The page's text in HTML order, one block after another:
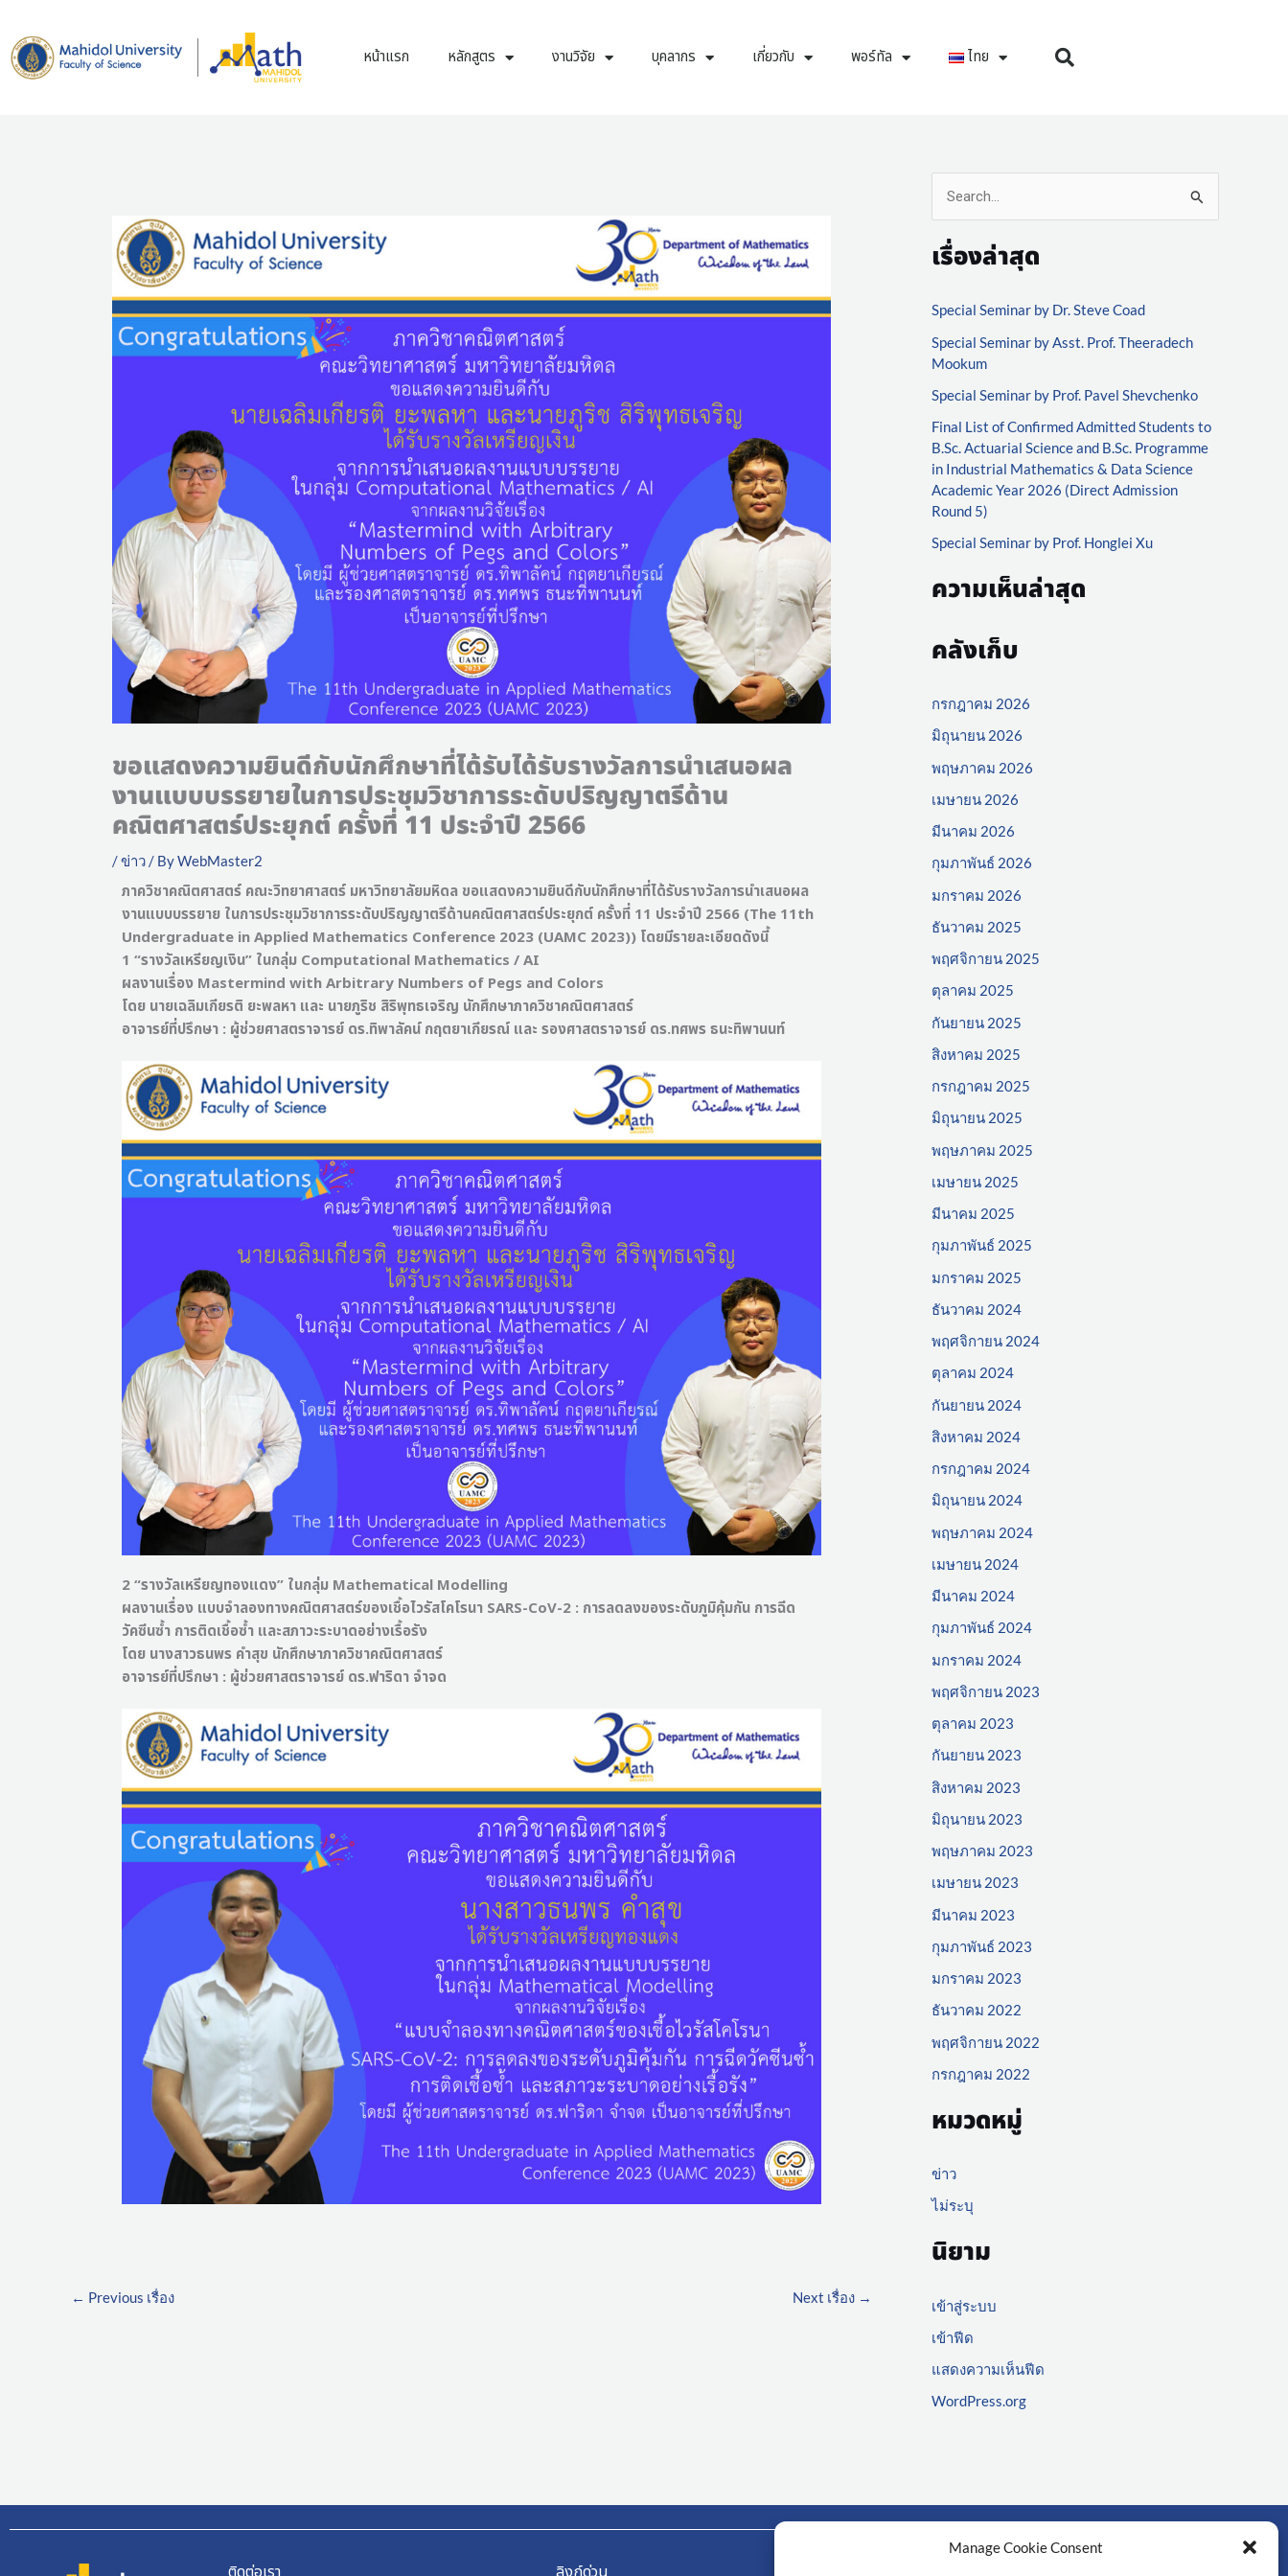
Manage Cookie Consent
content
หน้าแรก หลักสูตร งานวิจัย บุคลากร เกี่ยวกับ พอร์ทัล ไทย
ขอแสดงความยินดีกับนักศึกษาที่ได้รับได้รับรางวัลการนำเสนอผล
งานแบบบรรยายในการประชุมวิชาการระดับปริญญาตรีด้าน
คณิตศาสตร์ประยุกต์ ครั้งที่ 11 ประจำปี 2566
/ข่าว/ ByWebMaster2
ภาควิชาคณิตศาสตร์ คณะวิทยาศาสตร์ มหาวิทยาลัยมหิดล ขอแสดงความยินดีกับนักศึกษาที่ได้รับรางวัลการนำเสนอผล
งานแบบบรรยาย ในการประชุมวิชาการระดับปริญญาตรีด้านคณิตศาสตร์ประยุกต์ ครั้งที่ 11 ประจำปี 2566 (The 11th
Undergraduate in Applied Mathematics Conference 2023 (UAMC 2023)) โดยมีรายละเอียดดังนี้
1 “รางวัลเหรียญเงิน” ในกลุ่ม Computational Mathematics / AI
ผลงานเรื่อง Mastermind with Arbitrary Numbers of Pegs and Colors
โดย นายเฉลิมเกียรติ ยะพลหา และ นายภูริช สิริพุทธเจริญ นักศึกษาภาควิชาคณิตศาสตร์
อาจารย์ที่ปรึกษา : ผู้ช่วยศาสตราจารย์ ดร.ทิพาลัคน์ กฤตยาเกียรณ์ และ รองศาสตราจารย์ ดร.ทศพร ธนะทิพานนท์
2 “รางวัลเหรียญทองแดง” ในกลุ่ม Mathematical Modelling
ผลงานเรื่อง แบบจำลองทางคณิตศาสตร์ของเชื้อไวรัสโคโรนา SARS-CoV-2 : การลดลงของระดับภูมิคุ้มกัน การฉีด
วัคซีนซ้ำ การติดเชื้อซ้ำ และสภาวะระบาดอย่างเรื้อรัง
โดย นางสาวธนพร คำสุข นักศึกษาภาควิชาคณิตศาสตร์
อาจารย์ที่ปรึกษา : ผู้ช่วยศาสตราจารย์ ดร.ฟาริดา จำจด
← Previous เรื่อง Next เรื่อง →
a
c
h
f
o
r
:
เรื่องล่าสุด
Special Seminar by Dr. Steve Coad
Special Seminar by Asst. Prof. Theeradech
Mookum
Special Seminar by Prof. Pavel Shevchenko
Final List of Confirmed Admitted Students to
B.Sc. Actuarial Science and B.Sc. Programme
in Industrial Mathematics & Data Science
Academic Year 2026 (Direct Admission
Round 5)
Special Seminar by Prof. Honglei Xu
ความเห็นล่าสุด
คลังเก็บ
กรกฎาคม 2026
มิถุนายน 2026
พฤษภาคม 2026
เมษายน 2026
มีนาคม 2026
กุมภาพันธ์ 2026
มกราคม 2026
ธันวาคม 2025
พฤศจิกายน 2025
ตุลาคม 2025
กันยายน 2025
สิงหาคม 2025
กรกฎาคม 2025
มิถุนายน 2025
พฤษภาคม 2025
เมษายน 2025
มีนาคม 2025
กุมภาพันธ์ 2025
มกราคม 2025
ธันวาคม 2024
พฤศจิกายน 2024
ตุลาคม 2024
กันยายน 2024
สิงหาคม 2024
กรกฎาคม 2024
มิถุนายน 2024
พฤษภาคม 2024
เมษายน 2024
มีนาคม 2024
กุมภาพันธ์ 2024
มกราคม 2024
พฤศจิกายน 2023
ตุลาคม 2023
กันยายน 2023
สิงหาคม 2023
มิถุนายน 2023
พฤษภาคม 2023
เมษายน 2023
มีนาคม 2023
กุมภาพันธ์ 2023
มกราคม 2023
ธันวาคม 2022
พฤศจิกายน 2022
กรกฎาคม 2022
หมวดหมู่
ข่าว
ไม่ระบุ
นิยาม
เข้าสู่ระบบ
เข้าฟีด
แสดงความเห็นฟีด
WordPress.org